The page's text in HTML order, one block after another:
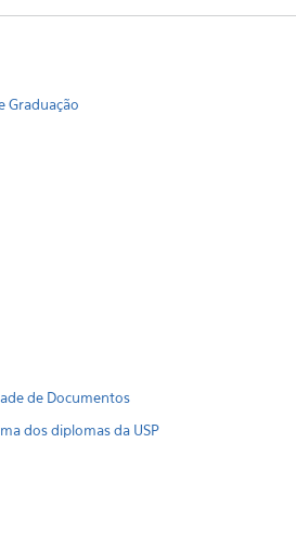
Graduação
de Documentos
dos diplomas da USP